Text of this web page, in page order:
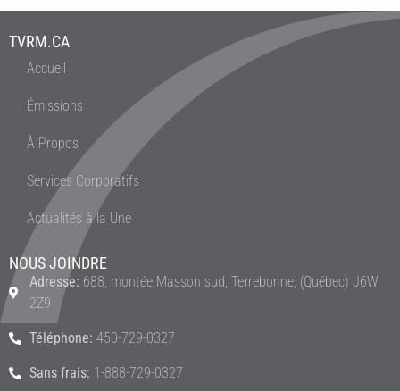
TVRM.CA
Accueil
Émissions
À Propos
Services Corporatifs
Actualités à la Une
NOUS JOINDRE
Adresse: 688, montée Masson sud, Terrebonne, (Québec) J6W
2Z9
Téléphone: 450-729-0327
Sans frais: 1-888-729-0327